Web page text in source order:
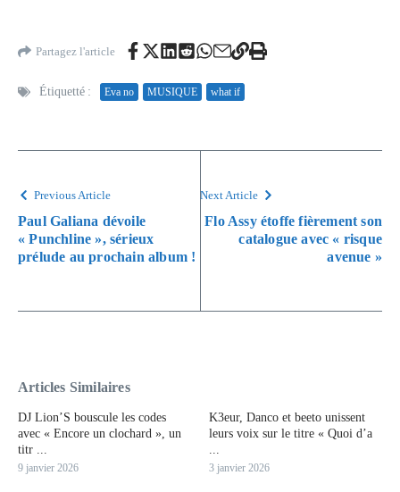
Partagez l'article
Étiquetté : Eva no MUSIQUE what if
Previous Article
Paul Galiana dévoile
« Punchline », sérieux
prélude au prochain album !
Next Article
Flo Assy étoffe fièrement son
catalogue avec « risque
avenue »
Articles Similaires
DJ Lion’S bouscule les codes
avec « Encore un clochard », un
titr ...
9 janvier 2026
K3eur, Danco et beeto unissent
leurs voix sur le titre « Quoi d’a
...
3 janvier 2026